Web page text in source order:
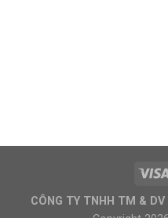
CÔNG TY TNHH TM & DV